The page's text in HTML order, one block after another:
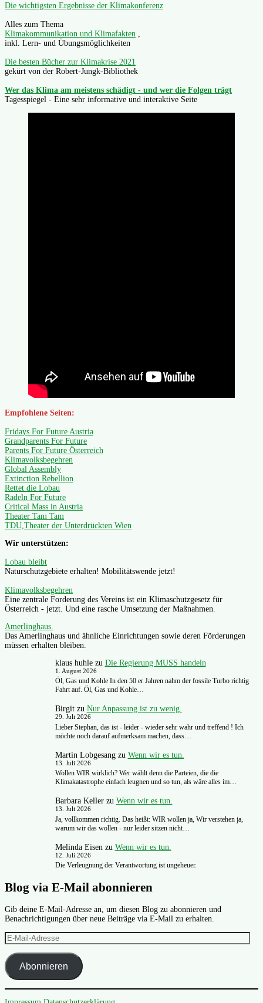
Die wichtigsten Ergebnisse der Klimakonferenz
Alles zum Thema
Klimakommunikation und Klimafakten
inkl. Lern- und Übungsmöglichkeiten
Die besten Bücher zur Klimakrise 2021
gekürt von der Robert-Jungk-Bibliothek
Wer das Klima am meistens schädigt - und wer die Folgen trägt
Tagesspiegel - Eine sehr informative und interaktive Seite
Empfohlene Seiten:
Fridays For Future Austria
Grandparents For Future
Parents For Future Österreich
Klimavolksbegehren
Global Assembly
Extinction Rebellion
Rettet die Lobau
Radeln For Future
Critical Mass in Austria
Theater Tam Tam
TDU,Theater der Unterdrückten Wien
Wir unterstützen:
Lobau bleibt
Naturschutzgebiete erhalten! Mobilitätswende jetzt!
Klimavolksbegehren
Eine zentrale Forderung des Vereins ist ein Klimaschutzgesetz für
Österreich - jetzt. Und eine rasche Umsetzung der Maßnahmen.
Amerlinghaus.
Das Amerlinghaus und ähnliche Einrichtungen sowie deren Förderungen
müssen erhalten bleiben.
klaus huhlezu Die Regierung MUSS handeln
1. August 2026
Öl, Gas und Kohle In den 50 er Jahren nahm der fossile Turbo richtig
Fahrt auf. Öl, Gas und Kohle…
Birgitzu Nur Anpassung ist zu wenig.
29. Juli 2026
Lieber Stephan, das ist - leider - wieder sehr wahr und treffend ! Ich
möchte noch darauf aufmerksam machen, dass…
Martin Lobgesangzu Wenn wir es tun.
13. Juli 2026
Wollen WIR wirklich? Wer wählt denn die Parteien, die die
Klimakatastrophe einfach leugnen und so tun, als wäre alles im…
Barbara Kellerzu Wenn wir es tun.
13. Juli 2026
Ja, vollkommen richtig. Das heißt: WIR wollen ja, Wir verstehen ja,
warum wir das wollen - nur leider sitzen nicht…
Melinda Eisen zu Wenn wir es tun.
12. Juli 2026
Die Verleugnung der Verantwortung ist ungeheuer.
Blog via E-Mail abonnieren
Gib deine E-Mail-Adresse an, um diesen Blog zu abonnieren und
Benachrichtigungen über neue Beiträge via E-Mail zu erhalten.
E-
Mail-
Adresse
Abonnieren